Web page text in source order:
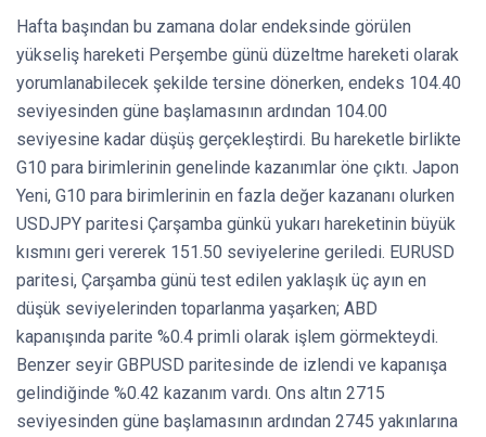
Hafta başından bu zamana dolar endeksinde görülen
yükseliş hareketi Perşembe günü düzeltme hareketi olarak
yorumlanabilecek şekilde tersine dönerken, endeks 104.40
seviyesinden güne başlamasının ardından 104.00
seviyesine kadar düşüş gerçekleştirdi. Bu hareketle birlikte
G10 para birimlerinin genelinde kazanımlar öne çıktı. Japon
Yeni, G10 para birimlerinin en fazla değer kazananı olurken
USDJPY paritesi Çarşamba günkü yukarı hareketinin büyük
kısmını geri vererek 151.50 seviyelerine geriledi. EURUSD
paritesi, Çarşamba günü test edilen yaklaşık üç ayın en
düşük seviyelerinden toparlanma yaşarken; ABD
kapanışında parite %0.4 primli olarak işlem görmekteydi.
Benzer seyir GBPUSD paritesinde de izlendi ve kapanışa
gelindiğinde %0.42 kazanım vardı. Ons altın 2715
seviyesinden güne başlamasının ardından 2745 yakınlarına